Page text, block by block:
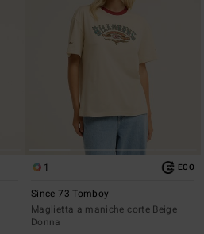
1 ECO
Since 73 Tomboy
Maglietta a maniche corte Beige
Donna